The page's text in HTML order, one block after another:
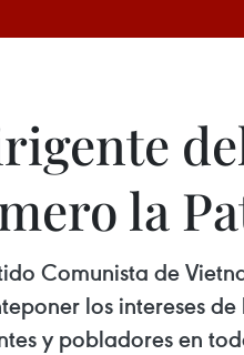
la
Comunista de
los intereses
y pobladores en